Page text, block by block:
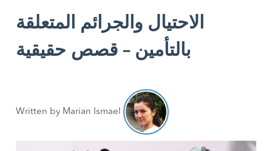
الاحتيال والجرائم المتعلقة
بالتأمين – قصص حقيقية
Written by Marian Ismael